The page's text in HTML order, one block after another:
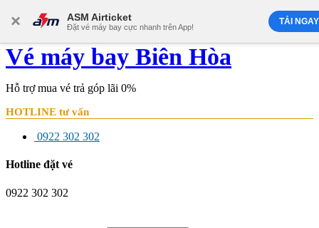
Vé máy bay Biên Hòa
Hỗ trợ mua vé trả góp lãi 0%
HOTLINE tư vấn
0922 302 302
Hotline đặt vé
0922 302 302
× ASM Airticket
Đặt vé máy bay cực nhanh trên App!
TẢI NGAY